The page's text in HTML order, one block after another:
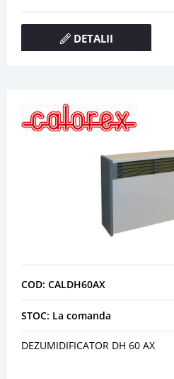
DETALII
COD: CALDH60AX
STOC: La comanda
DEZUMIDIFICATOR DH 60 AX